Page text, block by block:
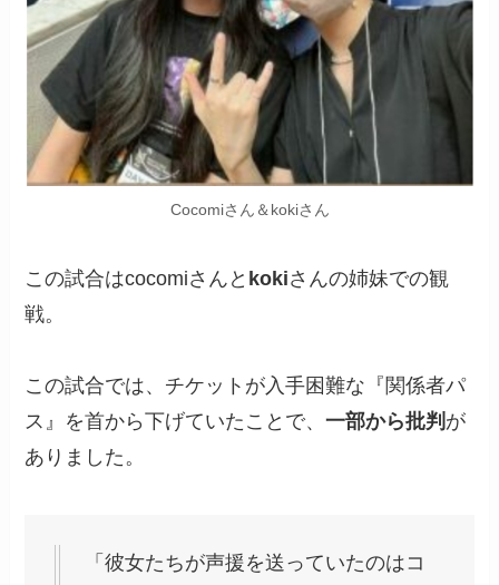
Cocomiさん＆kokiさん
この試合はcocomiさんと kokiさんの姉妹での観
戦。
この試合では、チケットが入手困難な『関係者パ
ス』を首から下げていたことで、一部から批判 が
ありました。
「彼女たちが声援を送っていたのはコ